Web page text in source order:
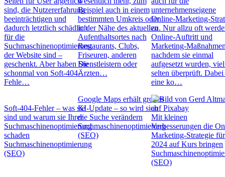
sind, die Nutzererfahrung
beeinträchtigen und
dadurch letztlich schädlich
für die
Suchmaschinenoptimierung
der Website sind –
geschenkt. Aber haben Sie
schonmal von Soft-404-
Fehle…
Soft-404-Fehler – was sie
sind und warum sie Ihrer
Suchmaschinenoptimierung
schaden
Suchmaschinenoptimierung
(SEO)
Beispiel auch in einem
bestimmten Umkreis oder
in der Nähe des aktuellen
Aufenthaltsortes nach
Restaurants, Clubs,
Friseuren, anderen
Dienstleistern oder
Ärzten…
Google Maps erhält großes
KI-Update – so wird sich
die Suche verändern
Suchmaschinenoptimierung
(SEO)
unternehmenseigene
Online-Marketing-
zu. Nur allzu oft
Online-Auftritt und
Marketing-
nachdem sie einmal
aufgesetzt wurden,
selten überprüft. Dabei
eine ko…
Mit kleinen
Verbesserungen die
Marketing-Strategie für
2024 auf Kurs bringen
(SEO)